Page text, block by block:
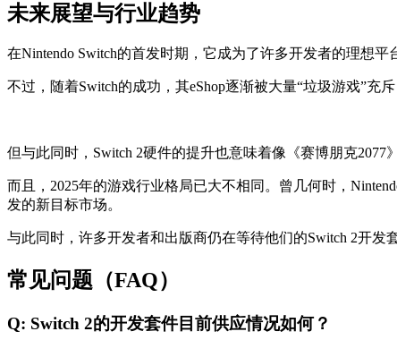
未来展望与行业趋势
在Nintendo Switch的首发时期，它成为了许多开发者的理想
不过，随着Switch的成功，其eShop逐渐被大量“垃圾游戏”充
但与此同时，Switch 2硬件的提升也意味着像《赛博朋克
而且，2025年的游戏行业格局已大不相同。曾几何时，
发的新目标市场。
与此同时，许多开发者和出版商仍在等待他们的Switch 2开
常见问题（FAQ）
Q: Switch 2的开发套件目前供应情况如何？